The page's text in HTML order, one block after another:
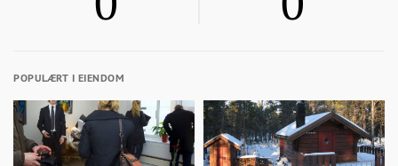
POPULÆRT I EIENDOM